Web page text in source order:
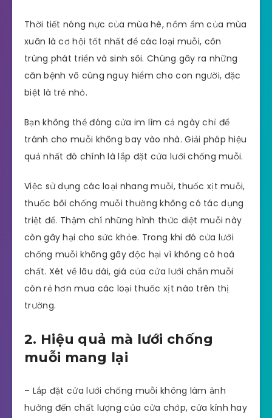
Thời tiết nóng nực của mùa hè, nồm ẩm của mùa
xuân là cơ hội tốt nhất để các loại muỗi, côn
trùng phát triển và sinh sôi. Chúng gây ra những
căn bệnh vô cùng nguy hiểm cho con người, đặc
biệt là trẻ nhỏ.
Bạn không thể đóng cửa im lìm cả ngày chỉ để
tránh cho muỗi không bay vào nhà. Giải pháp hiệu
quả nhất đó chính là lắp đặt cửa lưới chống muỗi.
Việc sử dụng các loại nhang muỗi, thuốc xịt muỗi,
thuốc bôi chống muỗi thường không có tác dụng
triệt để. Thậm chí những hình thức diệt muỗi này
còn gây hại cho sức khỏe. Trong khi đó cửa lưới
chống muỗi không gây độc hại vì không có hoá
chất. Xét về lâu dài, giá của cửa lưới chắn muỗi
còn rẻ hơn mua các loại thuốc xịt nào trên thị
trường.
2. Hiệu quả mà lưới chống
muỗi mang lại
– Lắp đặt cửa lưới chống muỗi không làm ảnh
hưởng đến chất lượng của cửa chớp, cửa kính hay